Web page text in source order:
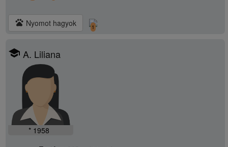
pets Nyomot hagyok 1
school A. Liliana
* 1958